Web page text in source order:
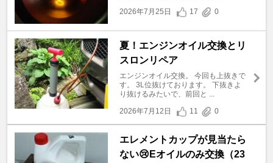
2026年7月25日
17 0
夏！エンジンオイル交換とリ
スロンリペア
エンジンオイル交換。 今回も上抜きで
す。 3L位抜けております。 下抜きよ
り抜けるみたいで、前回と ...
2026年7月12日
11 0
エレメントカップが見当たら
ない😢Eオイルのみ交換（23